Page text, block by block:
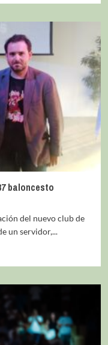
baloncesto
del nuevo club de
un servidor,...